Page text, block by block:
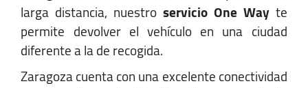
larga distancia, nuestro servicio One Wayte
permite devolver el vehículo en una ciudad
diferente a la de recogida.
Zaragoza cuenta con una excelente conectividad